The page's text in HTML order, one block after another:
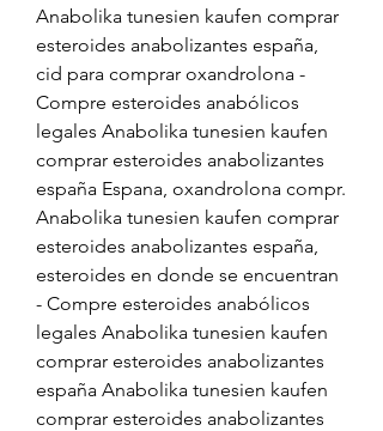
Anabolika tunesien kaufen comprar
esteroides anabolizantes españa,
cid para comprar oxandrolona -
Compre esteroides anabólicos
legales Anabolika tunesien kaufen
comprar esteroides anabolizantes
españa Espana, oxandrolona compr.
Anabolika tunesien kaufen comprar
esteroides anabolizantes españa,
esteroides en donde se encuentran
- Compre esteroides anabólicos
legales Anabolika tunesien kaufen
comprar esteroides anabolizantes
españa Anabolika tunesien kaufen
comprar esteroides anabolizantes